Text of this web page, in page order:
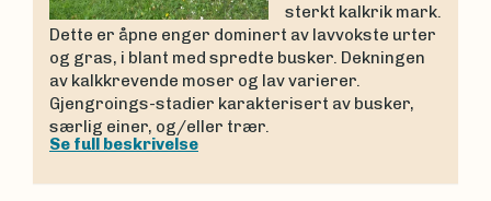
sterkt kalkrik mark.
Dette er åpne enger dominert av lavvokste urter
og gras, i blant med spredte busker. Dekningen
av kalkkrevende moser og lav varierer.
Gjengroings-stadier karakterisert av busker,
særlig einer, og/eller trær.
Se full beskrivelse